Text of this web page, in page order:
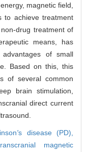
magnetic field,
to achieve treatment
drug treatment of
means, has
of small
Based on this, this
of several common
brain stimulation,
direct current
's disease (PD),
magnetic